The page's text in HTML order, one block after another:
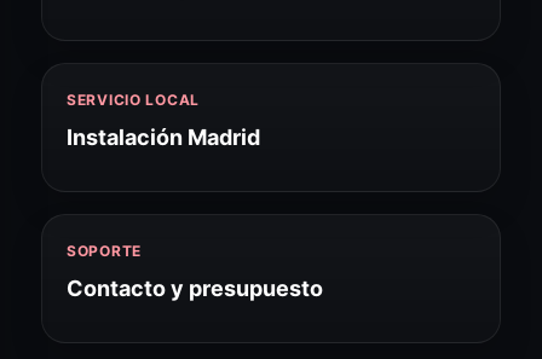
SERVICIO LOCAL
Instalación Madrid
SOPORTE
Contacto y presupuesto